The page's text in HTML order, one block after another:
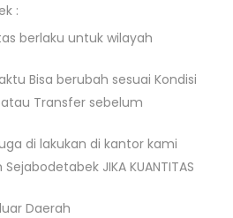
:
berlaku untuk wilayah
Bisa berubah sesuai Kondisi
Transfer sebelum
di lakukan di kantor kami
JIKA KUANTITAS
Daerah